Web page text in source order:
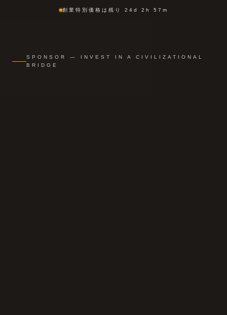
メインコンテンツへスキップ創業特別価格は残り 24d 2h 57m
SPONSOR — INVEST IN A CIVILIZATIONAL
BRIDGE